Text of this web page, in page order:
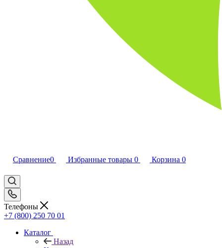
Сравнение0 Избранные товары 0 Корзина 0
Телефоны
+7 (800) 250 70 01
Каталог
Назад